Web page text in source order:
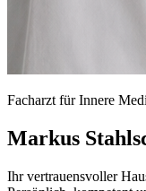
Facharzt für Innere
Markus
Ihr vertrauensvoller